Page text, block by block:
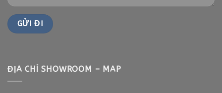
ĐỊA CHỈ SHOWROOM – MAP